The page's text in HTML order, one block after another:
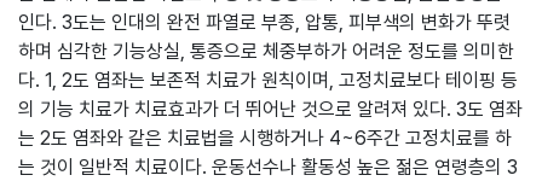
인다. 3도는 인대의 완전 파열로 부종, 압통, 피부색의 변화가 뚜렷
하며 심각한 기능상실, 통증으로 체중부하가 어려운 정도를 의미한
다. 1, 2도 염좌는 보존적 치료가 원칙이며, 고정치료보다 테이핑 등
의 기능 치료가 치료효과가 더 뛰어난 것으로 알려져 있다. 3도 염좌
는 2도 염좌와 같은 치료법을 시행하거나 4~6주간 고정치료를 하
는 것이 일반적 치료이다. 운동선수나 활동성 높은 젊은 연령층의 3